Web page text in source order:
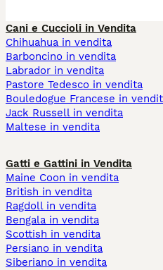
Cani e Cuccioli in Vendita
Chihuahua in vendita
Barboncino in vendita
Labrador in vendita
Pastore Tedesco in vendita
Bouledogue Francese in
Jack Russell in vendita
Maltese in vendita
Gatti e Gattini in Vendita
Maine Coon in vendita
British in vendita
Ragdoll in vendita
Bengala in vendita
Scottish in vendita
Persiano in vendita
Siberiano in vendita